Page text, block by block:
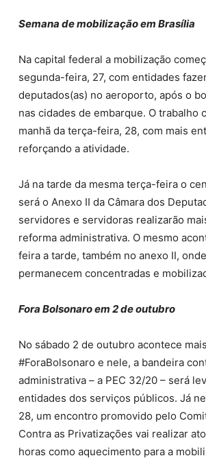
Semana de mobilização em Brasília
Na capital federal a mobilização
segunda-feira, 27, com entidades
deputados(as) no aeroporto, após o
nas cidades de embarque. O trabalho
manhã da terça-feira, 28, com mais
reforçando a atividade.
Já na tarde da mesma terça-feira o
será o Anexo II da Câmara dos
servidores e servidoras realizarão
reforma administrativa. O mesmo
feira a tarde, também no anexo II,
permanecem concentradas e
Fora Bolsonaro em 2 de outubro
No sábado 2 de outubro acontece
#ForaBolsonaro e nele, a bandeira
administrativa – a PEC 32/20 – será
entidades dos serviços públicos. Já
28, um encontro promovido pelo
Contra as Privatizações vai realizar
horas como aquecimento para a